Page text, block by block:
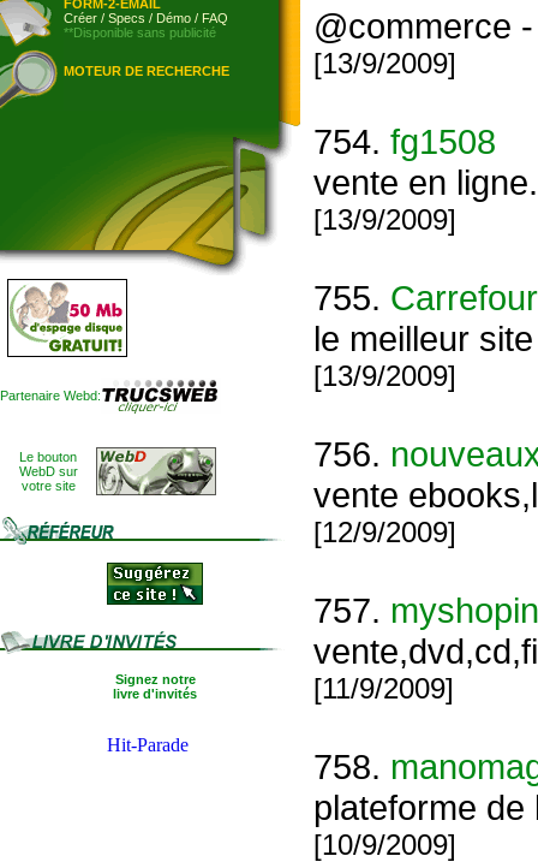
FORM-2-EMAIL
Créer / Specs / Démo / FAQ
**Disponible sans publicité
MOTEUR DE RECHERCHE
Partenaire Webd:
Le bouton
WebD sur
votre site
Signez notre
livre d'invités
@commerce
[13/9/2009]
754. fg1508
vente en
[13/9/2009]
755.
le meilleur
[13/9/2009]
756.
vente
[12/9/2009]
757.
[11/9/2009]
758.
plateforme
[10/9/2009]